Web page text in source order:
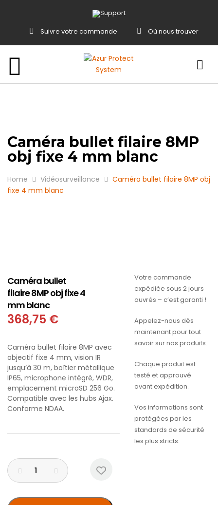
Suivre votre commande Où nous trouver
Caméra bullet filaire 8MP
obj fixe 4 mm blanc
Home Vidéosurveillance
Caméra bullet filaire 8MP obj
fixe 4 mm blanc
Caméra bullet
filaire 8MP obj fixe 4
mm blanc
368,75 €
Caméra bullet filaire 8MP avec
objectif fixe 4 mm, vision IR
jusqu’à 30 m, boîtier métallique
IP65, microphone intégré, WDR,
emplacement microSD 256 Go.
Compatible avec les hubs Ajax.
Conforme NDAA.
Votre commande
expédiée sous 2 jours
ouvrés – c’est garanti !
Appelez-nous dès
maintenant pour tout
savoir sur nos produits.
Chaque produit est
testé et approuvé
avant expédition.
Vos informations sont
protégées par les
standards de sécurité
les plus stricts.